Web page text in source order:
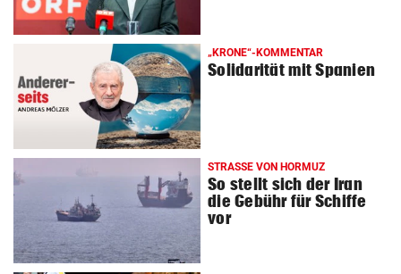
„KRONE“-KOMMENTAR
Solidarität mit Spanien
STRASSE VON HORMUZ
So stellt sich der Iran
die Gebühr für Schiffe
vor